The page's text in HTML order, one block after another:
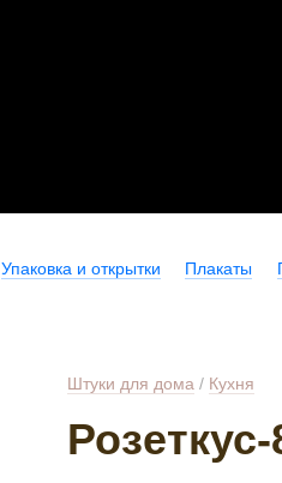
Упаковка и открытки Плакаты
Штуки для дома / Кухня
Розеткус-